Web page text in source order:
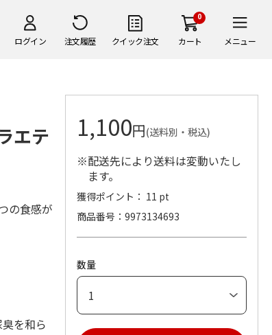
ログイン 注文履歴 クイック注文
0
カート メニュー
エテ
の食感が
を和ら
1,100円(送料別・税込)
※配送先により送料は変動いたし
ます。
獲得ポイント： 11 pt
商品番号
9973134693
数量